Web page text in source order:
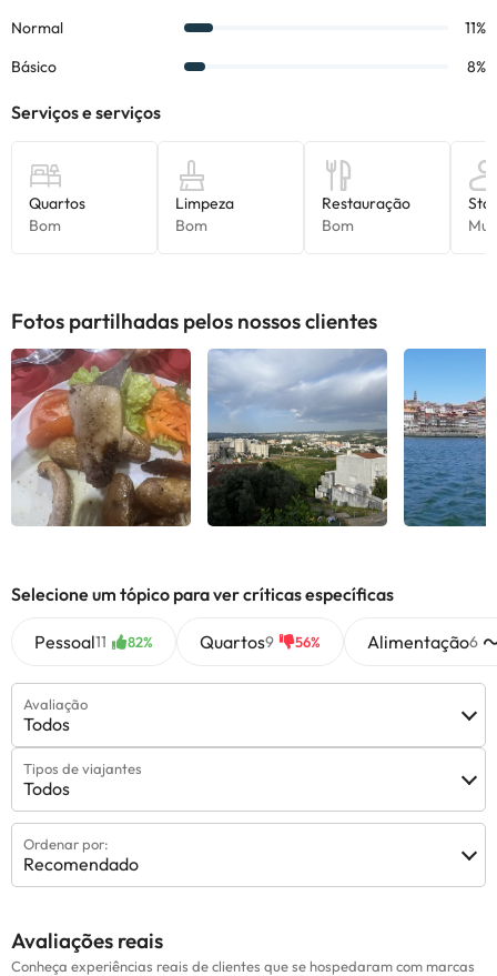
Alguns dos serviços indicados podem ter custos adicionais. Pode
Todas as informações desta página estão sujeitas a alterações
Fotos partilhadas pelos nossos clientes
Selecione um tópico para ver críticas específicas
Pessoal11 82% Quartos9 56% Alimentação6
Avaliação
Todos
Tipos de viajantes
Todos
Ordenar por:
Recomendado
Avaliações reais
Conheça experiências reais de clientes que se hospedaram com marcas